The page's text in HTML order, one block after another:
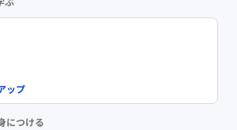
ップ
につける